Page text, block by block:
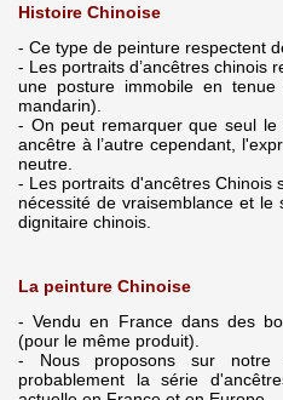
Histoire Chinoise
- Ce type de peinture respectent
- Les portraits d’ancêtres chinois
une posture immobile en
mandarin).
- On peut remarquer que seul le
ancêtre à l’autre cependant,
neutre.
- Les portraits d'ancêtres Chinois
nécessité de vraisemblance et
dignitaire chinois.
La peinture Chinoise
- Vendu en France dans des
(pour le même produit).
- Nous proposons sur notre
probablement la série